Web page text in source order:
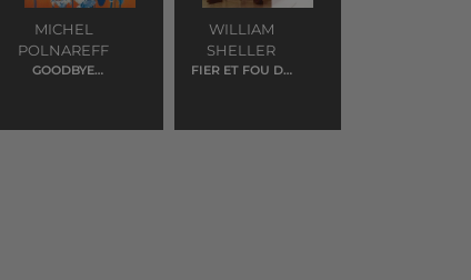
MICHEL
POLNAREFF
GOODBYE
WILLIAM
SHELLER
FIER ET FOU DE